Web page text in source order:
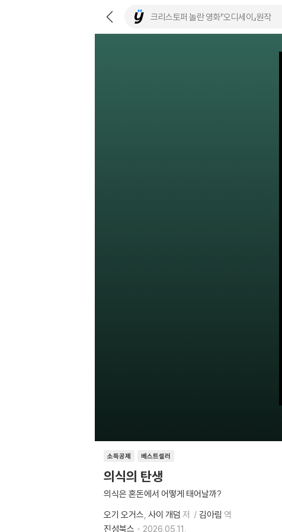
소득공제 베스트셀러
의식의 탄생
의식은 혼돈에서 어떻게 태어날까?
오기 오거스 사이 개덤 저 김아림 역
진성북스
2026.05.11.